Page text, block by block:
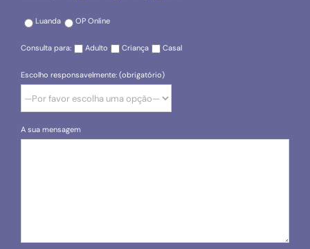
Luanda OP Online
Consulta para: Adulto Criança Casal
Escolho responsavelmente: (obrigatório)
A sua mensagem